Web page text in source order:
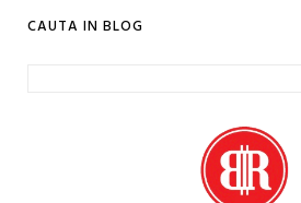
CAUTA IN BLOG